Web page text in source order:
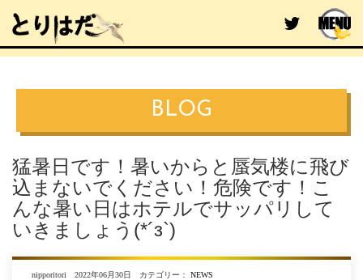
BLOG
猛暑日です！暑いからと蜃気楼に飛び
込まないでください！危険です！こ
んな暑い日はホテルでサッパリして
いきましょう(*´з`)
nipporitori 2022年06月30日 カテゴリー： NEWS